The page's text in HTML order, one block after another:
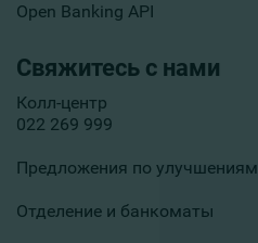
Open Banking API
Свяжитесь с нами
Колл-центр
022 269 999
Предложения по улучшениям
Отделение и банкоматы